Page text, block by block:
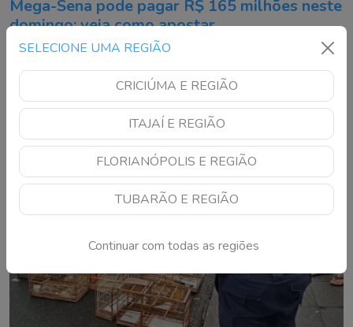
SELECIONE UMA REGIÃO
CRICIÚMA E REGIÃO
ITAJAÍ E REGIÃO
FLORIANÓPOLIS E REGIÃO
TUBARÃO E REGIÃO
Continuar com todas as regiões
Mega-Sena pode pagar R$ 165 milhões neste
domingo; veja como apostar
Concurso 3042 terá sorteio pela manhã e apostas podem
ser registradas até sábado à noite